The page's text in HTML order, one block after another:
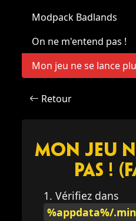
Modpack Badlands
On ne m'entend pas !
Mon jeu ne se lance
Retour
Mon jeu
pas !
1. Vérifiez dans
%appdata%/